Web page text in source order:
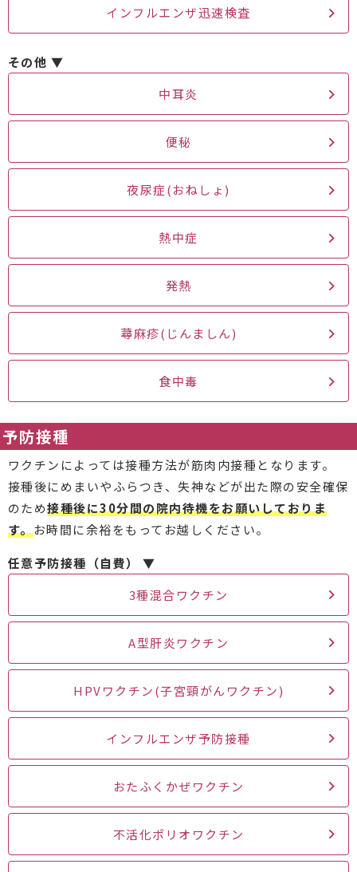
インフルエンザ迅速検査
その他 ▼
中耳炎
便秘
夜尿症(おねしょ)
熱中症
発熱
蕁麻疹(じんましん)
食中毒
予防接種
ワクチンによっては接種方法が筋肉内接種となります。
接種後にめまいやふらつき、失神などが出た際の安全確保
のため接種後に30分間の院内待機をお願いしておりま
す。お時間に余裕をもってお越しください。
任意予防接種（自費） ▼
3種混合ワクチン
A型肝炎ワクチン
HPVワクチン(子宮頸がんワクチン)
インフルエンザ予防接種
おたふくかぜワクチン
不活化ポリオワクチン